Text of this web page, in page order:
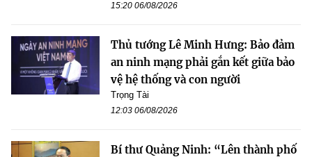
15:20 06/08/2026
Thủ tướng Lê Minh Hưng: Bảo đảm
an ninh mạng phải gắn kết giữa bảo
vệ hệ thống và con người
Trọng Tài
12:03 06/08/2026
Bí thư Quảng Ninh: “Lên thành phố